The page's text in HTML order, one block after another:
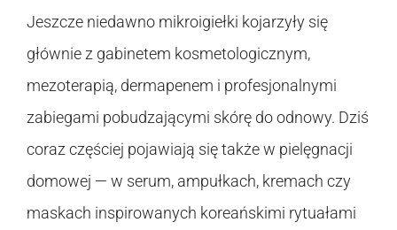
Jeszcze niedawno mikroigiełki kojarzyły się
głównie z gabinetem kosmetologicznym,
mezoterapią, dermapenem i profesjonalnymi
zabiegami pobudzającymi skórę do odnowy. Dziś
coraz częściej pojawiają się także w pielęgnacji
domowej — w serum, ampułkach, kremach czy
maskach inspirowanych koreańskimi rytuałami